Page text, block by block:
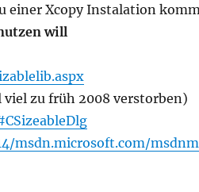
einer Xcopy Instalation
will
viel zu früh 2008 verstorben)
msdn.microsoft.com/